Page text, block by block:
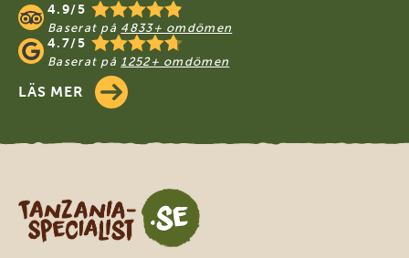
4.9/5
Baserat på 4833+ omdömen
4.7/5
Baserat på 1252+ omdömen
LÄS MER
Tanzania Specialist